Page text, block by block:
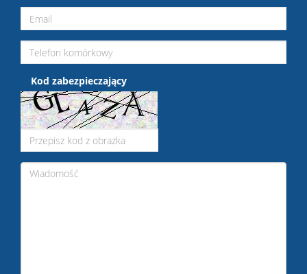
Kod zabezpieczający